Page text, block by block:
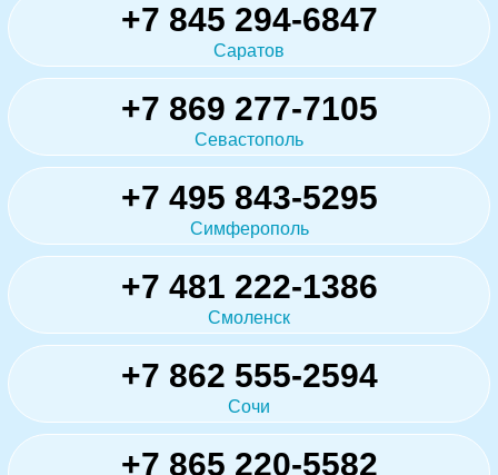
+7 845 294-6847
Саратов
+7 869 277-7105
Севастополь
+7 495 843-5295
Симферополь
+7 481 222-1386
Смоленск
+7 862 555-2594
Сочи
+7 865 220-5582